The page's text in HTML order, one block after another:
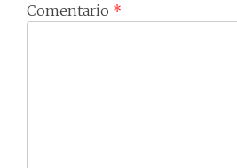
Comentario *